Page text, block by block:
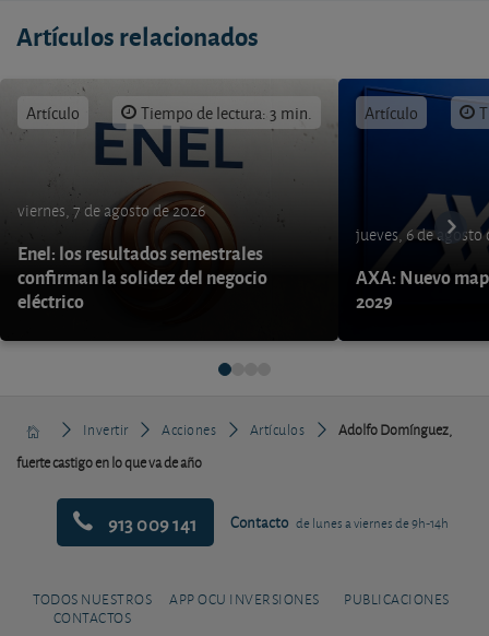
Artículos relacionados
Artículo Tiempo de lectura: 3 min.
viernes, 7 de agosto de 2026
Enel: los resultados semestrales
confirman la solidez del negocio
eléctrico
Artículo
jueves, 6 de agosto
AXA: Nuevo
2029
Invertir Acciones Artículos
Adolfo Domínguez,
fuerte castigo en lo que va de año
913 009 141 Contacto de lunes a viernes de 9h-14h
TODOS NUESTROS
CONTACTOS
APP OCU INVERSIONES PUBLICACIONES